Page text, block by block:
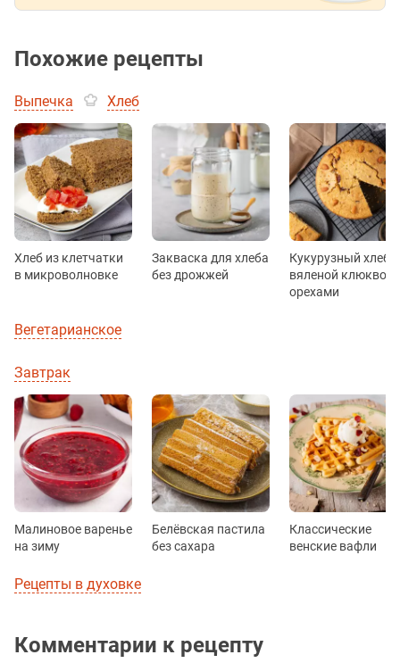
Похожие рецепты
Выпечка Хлеб
Хлеб из клетчатки
в микроволновке
Закваска для хлеба
без дрожжей
Кукурузный хлеб с
вяленой клюквой
орехами
Вегетарианское
Завтрак
Малиновое варенье
на зиму
Белёвская пастила
без сахара
Классические
венские вафли
Рецепты в духовке
Комментарии к рецепту